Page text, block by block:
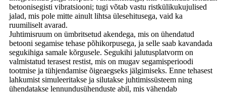
betoonisegisti vibratsiooni; tugi võtab vastu ristkülikukujulised
jalad, mis pole mitte ainult lihtsa ülesehitusega, vaid ka
ruumiliselt avarad.
Juhtimisruum on ümbritsetud akendega, mis on ühendatud
betooni segamise tehase põhikorpusega, ja selle saab kavandada
segukihiga samale kõrgusele. Segukihi jalutusplatvorm on
valmistatud terasest restist, mis on mugav segamisperioodi
tootmise ja tühjendamise õigeaegseks jälgimiseks. Enne tehasest
lahkumist simuleeritakse ja silutakse juhtimissüsteem ning
ühendatakse lennundusühenduste abil, mis vähendab